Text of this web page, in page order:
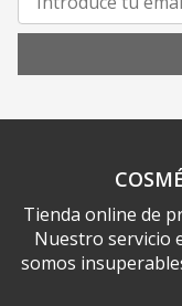
Tienda online de
Nuestro servicio
somos